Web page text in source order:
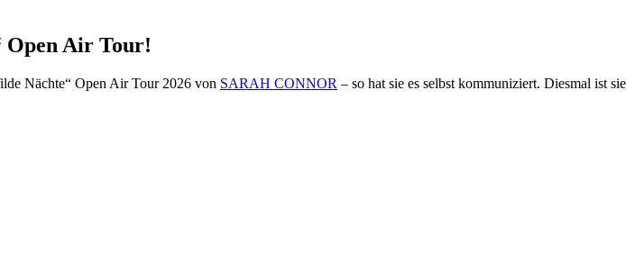
Open Air Tour!
Nächte“ Open Air Tour 2026 von SARAH CONNOR – so hat sie es selbst kommuniziert. Diesmal ist sie